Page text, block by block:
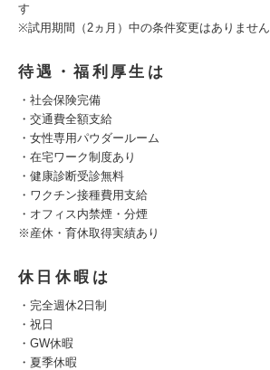
す
※試用期間（2ヵ月）中の条件変更はありません
待遇・福利厚生は
・社会保険完備
・交通費全額支給
・女性専用パウダールーム
・在宅ワーク制度あり
・健康診断受診無料
・ワクチン接種費用支給
・オフィス内禁煙・分煙
※産休・育休取得実績あり
休日休暇は
・完全週休2日制
・祝日
・GW休暇
・夏季休暇